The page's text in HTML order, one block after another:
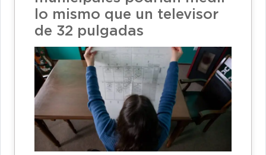
lo mismo que un televisor
de 32 pulgadas